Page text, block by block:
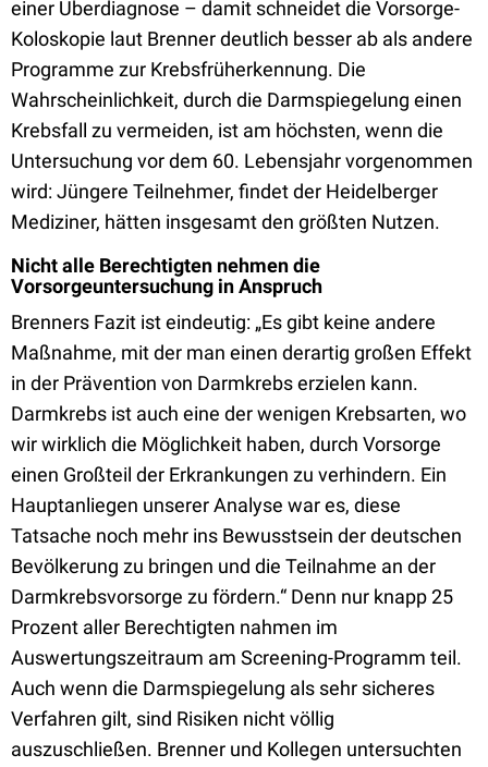
einer Überdiagnose – damit schneidet die Vorsorge-
Koloskopie laut Brenner deutlich besser ab als andere
Programme zur Krebsfrüherkennung. Die
Wahrscheinlichkeit, durch die Darmspiegelung einen
Krebsfall zu vermeiden, ist am höchsten, wenn die
Untersuchung vor dem 60. Lebensjahr vorgenommen
wird: Jüngere Teilnehmer, findet der Heidelberger
Mediziner, hätten insgesamt den größten Nutzen.
Nicht alle Berechtigten nehmen die
Vorsorgeuntersuchung in Anspruch
Brenners Fazit ist eindeutig: „Es gibt keine andere
Maßnahme, mit der man einen derartig großen Effekt
in der Prävention von Darmkrebs erzielen kann.
Darmkrebs ist auch eine der wenigen Krebsarten, wo
wir wirklich die Möglichkeit haben, durch Vorsorge
einen Großteil der Erkrankungen zu verhindern. Ein
Hauptanliegen unserer Analyse war es, diese
Tatsache noch mehr ins Bewusstsein der deutschen
Bevölkerung zu bringen und die Teilnahme an der
Darmkrebsvorsorge zu fördern.“ Denn nur knapp 25
Prozent aller Berechtigten nahmen im
Auswertungszeitraum am Screening-Programm teil.
Auch wenn die Darmspiegelung als sehr sicheres
Verfahren gilt, sind Risiken nicht völlig
auszuschließen. Brenner und Kollegen untersuchten